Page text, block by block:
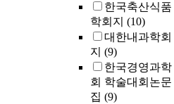
한국축산식품
학회지 (10)
대한내과학회
지 (9)
한국경영과학
회 학술대회논문
집 (9)